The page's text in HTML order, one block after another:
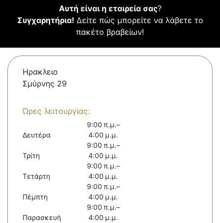
Αυτή είναι η εταιρεία σας?
Συγχαρητήρια! Δείτε πώς μπορείτε να λάβετε το
πακέτο βραβείων!
Ηρακλειο
Σμύρνης 29
Ώρες λειτουργίας:
Δευτέρα
9:00 π.μ.–
4:00 μ.μ.
Τρίτη
9:00 π.μ.–
4:00 μ.μ.
Τετάρτη
9:00 π.μ.–
4:00 μ.μ.
Πέμπτη
9:00 π.μ.–
4:00 μ.μ.
Παρασκευή
9:00 π.μ.–
4:00 μ.μ.